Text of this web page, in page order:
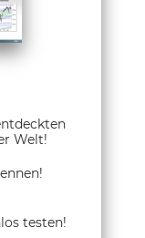
Welt!
testen!